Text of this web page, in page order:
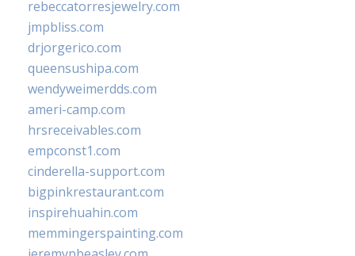
rebeccatorresjewelry.com
jmpbliss.com
drjorgerico.com
queensushipa.com
wendyweimerdds.com
ameri-camp.com
hrsreceivables.com
empconst1.com
cinderella-support.com
bigpinkrestaurant.com
inspirehuahin.com
memmingerspainting.com